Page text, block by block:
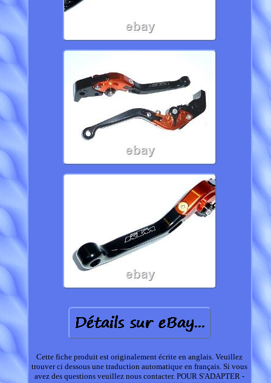
Cette fiche produit est originalement écrite en anglais. Veuillez
trouver ci dessous une traduction automatique en français. Si vous
avez des questions veuillez nous contacter. POUR S'ADAPTER -